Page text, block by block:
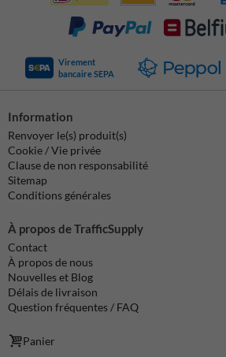
Virement
bancaire SEPA
Information
Renvoyer le(s) produit(s)
Cookie / Vie privée
Clause de non responsabilité
Sitemap
Conditions générales
À propos de TrafficSupply
Contact
À propos de nous
Nouvelles et Blog
Délais de livraison
Question fréquentes / FAQ
Panier